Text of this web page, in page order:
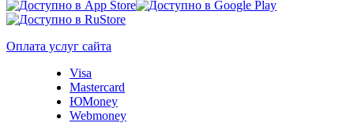
Оплата услуг сайта
Visa
Mastercard
ЮMoney
Webmoney